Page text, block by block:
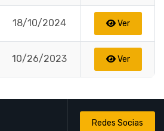
18/10/2024 Ver
10/26/2023 Ver
Redes Socias